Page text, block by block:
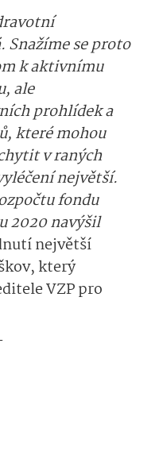
se proto
k aktivnímu
ale
prohlídek a
které mohou
v raných
největší.
fondu
2020 navýšil
největší
který
VZP pro